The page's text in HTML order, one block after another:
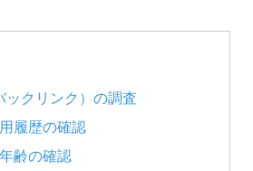
ックリンク）の調査
履歴の確認
齢の確認